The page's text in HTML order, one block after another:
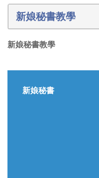
新娘秘書教學
新娘秘書教學
新娘秘書